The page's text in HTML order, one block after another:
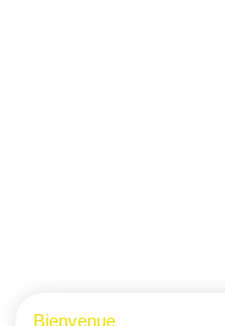
Bienvenue